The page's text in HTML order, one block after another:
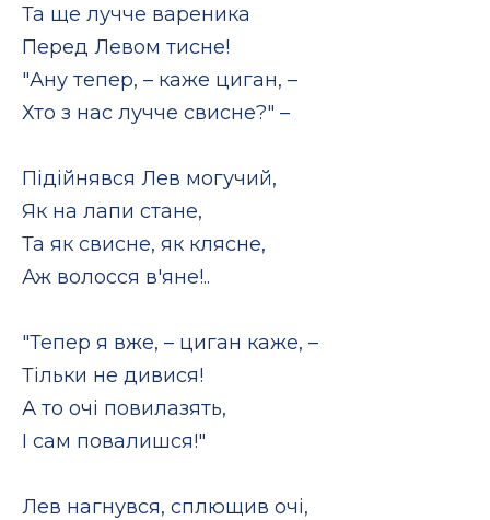
Та ще лучче вареника
Перед Левом тисне!
"Ану тепер, – каже циган, –
Хто з нас лучче свисне?" –
Підійнявся Лев могучий,
Як на лапи стане,
Та як свисне, як клясне,
Аж волосся в'яне!..
"Тепер я вже, – циган каже, –
Тільки не дивися!
А то очі повилазять,
І сам повалишся!"
Лев нагнувся, сплющив очі,